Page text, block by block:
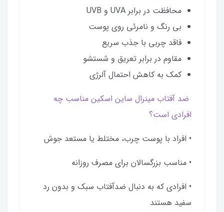
محافظت در برابر UVA و UVB
بی رنگ و نامرئی روی پوست
فاقد چربی با جذب سریع
مقاوم در برابر تعریق و شستشو
کمک به کاهش احتمال آلرژی
ضد آفتاب مینرال ساین اسکین مناسب چه
افرادی است؟
• افراد با پوست چرب، مختلط یا مستعد جوش
• مناسب بزرگسالان برای مصرف روزانه
• افرادی که به دنبال ضدآفتاب سبک و بدون رد
سفید هستند